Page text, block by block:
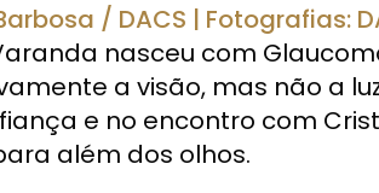
/ DACS | Fotografias:
nasceu com
a visão, mas não a
e no encontro com
além dos olhos.